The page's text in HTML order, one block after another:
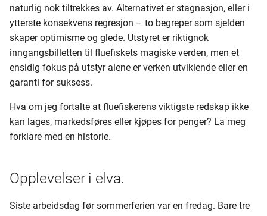
340 - 359
360 - 379
380 - 399
420 - 439
480 - 499
naturlig nok tiltrekkes av. Alternativet er stagnasjon, eller i
ytterste konsekvens regresjon – to begreper som sjelden
skaper optimisme og glede. Utstyret er riktignok
inngangsbilletten til fluefiskets magiske verden, men et
ensidig fokus på utstyr alene er verken utviklende eller en
garanti for suksess.
Hva om jeg fortalte at fluefiskerens viktigste redskap ikke
kan lages, markedsføres eller kjøpes for penger? La meg
forklare med en historie.
Opplevelser i elva.
Siste arbeidsdag før sommerferien var en fredag. Bare tre